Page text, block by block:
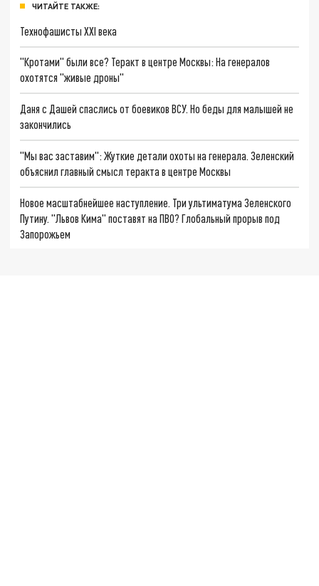
ЧИТАЙТЕ ТАКЖЕ:
Технофашисты XXI века
"Кротами" были все? Теракт в центре Москвы: На генералов
охотятся "живые дроны"
Даня с Дашей спаслись от боевиков ВСУ. Но беды для малышей не
закончились
"Мы вас заставим": Жуткие детали охоты на генерала. Зеленский
объяснил главный смысл теракта в центре Москвы
Новое масштабнейшее наступление. Три ультиматума Зеленского
Путину. "Львов Кима" поставят на ПВО? Глобальный прорыв под
Запорожьем